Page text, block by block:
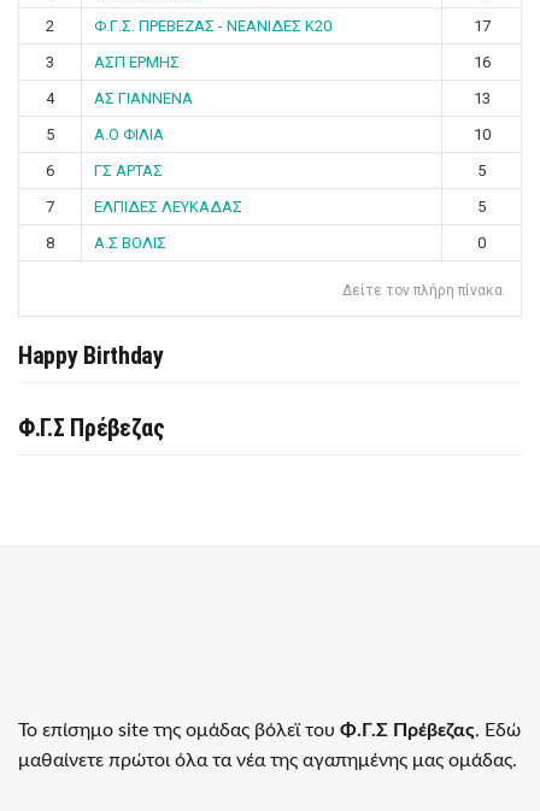
2
Φ.Γ.Σ. ΠΡΕΒΕΖΑΣ - ΝΕΑΝΙΔΕΣ Κ20
17
3
ΑΣΠ ΕΡΜΗΣ
16
4
ΑΣ ΓΙΑΝΝΕΝΑ
13
5
Α.Ο ΦΙΛΙΑ
10
6
ΓΣ ΑΡΤΑΣ
5
7
ΕΛΠΙΔΕΣ ΛΕΥΚΑΔΑΣ
5
8
Α.Σ ΒΟΛΙΣ 0
Δείτε τον πλήρη πίνακα
Happy Birthday
Φ.Γ.Σ Πρέβεζας
Το επίσημο site της ομάδας βόλεϊ του Φ.Γ.Σ Πρέβεζας. Εδώ
μαθαίνετε πρώτοι όλα τα νέα της αγαπημένης μας ομάδας.